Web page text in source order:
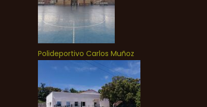
Polideportivo Carlos Muñoz